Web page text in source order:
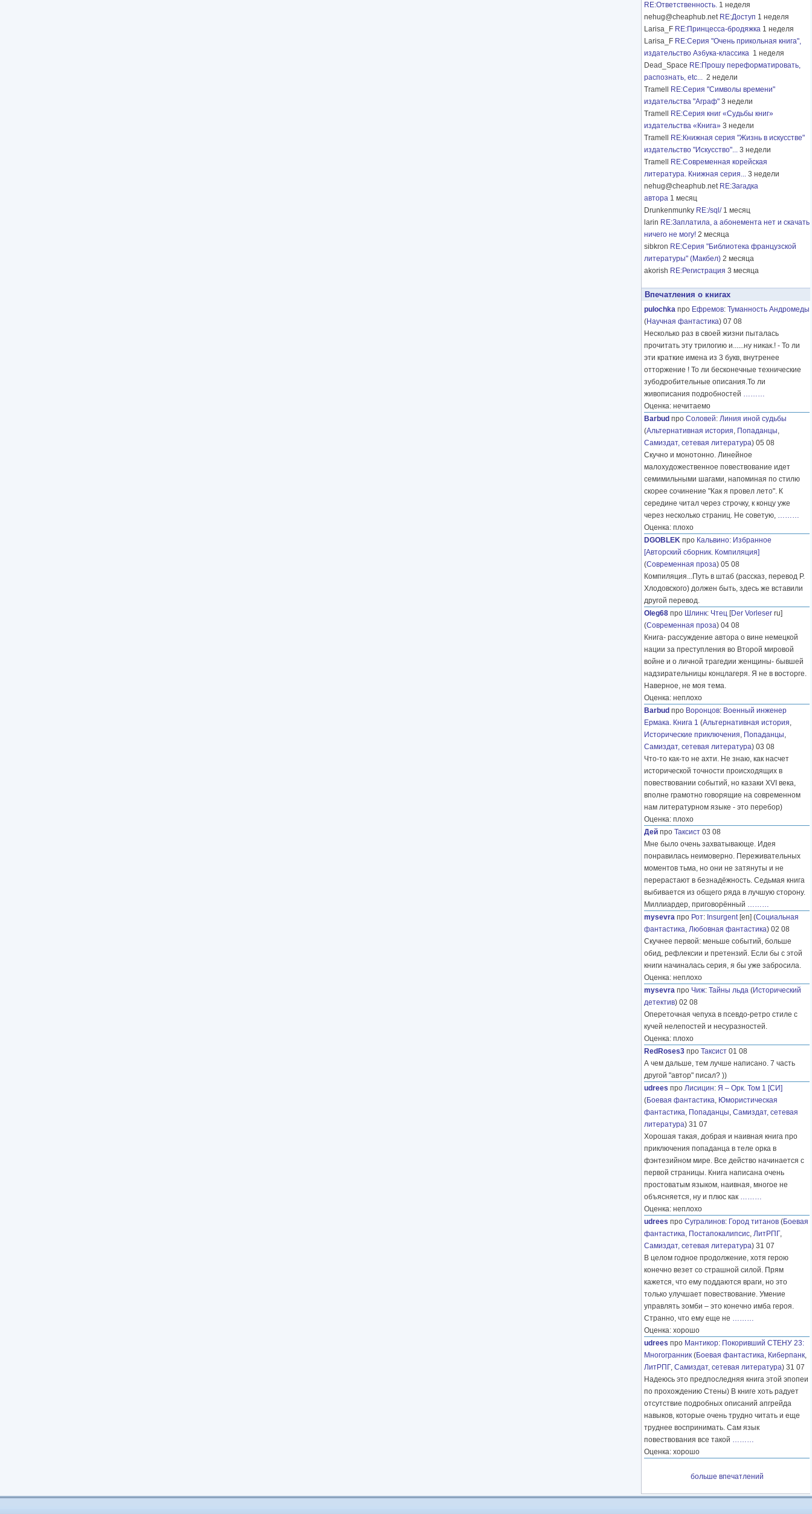
RE:Ответственность. 1 неделя
nehug@cheaphub.net RE:Доступ 1 неделя
Larisa_F RE:Принцесса-бродяжка 1 неделя
Larisa_F RE:Серия "Очень прикольная книга",
издательство Азбука-классика 1 неделя
Dead_Space RE:Прошу переформатировать,
распознать, etc... 2 недели
Tramell
RE:Серия "Символы времени"
издательства "Аграф" 3 недели
Tramell
RE:Серия книг «Судьбы книг»
издательства «Книга» 3 недели
Tramell
RE:Книжная серия "Жизнь в искусстве"
издательство "Искусство"... 3 недели
Tramell
RE:Современная корейская
литература. Книжная серия... 3 недели
nehug@cheaphub.net RE:Загадка
автора 1 месяц
Drunkenmunky RE:/sql/ 1 месяц
larin RE:Заплатила, а абонемента нет и скачать
ничего не могу! 2 месяца
sibkron RE:Серия "Библиотека французской
литературы" (Макбел) 2 месяца
akorish RE:Регистрация 3 месяца
Впечатления о книгах
pulochka про Ефремов: Туманность Андромеды
(Научная фантастика) 07 08
Несколько раз в своей жизни пыталась
прочитать эту трилогию и......ну никак.! - То ли
эти краткие имена из 3 букв, внутренее
отторжение ! То ли бесконечные технические
зубодробительные описания.То ли
живописания подробностей ………
Оценка: нечитаемо
Barbud про Соловей: Линия иной судьбы
(Альтернативная история, Попаданцы,
Самиздат, сетевая литература) 05 08
Скучно и монотонно. Линейное
малохудожественное повествование идет
семимильными шагами, напоминая по стилю
скорее сочинение "Как я провел лето". К
середине читал через строчку, к концу уже
через несколько страниц. Не советую, ………
Оценка: плохо
DGOBLEK про Кальвино: Избранное
[Авторский сборник. Компиляция]
(Современная проза) 05 08
Компиляция...Путь в штаб (рассказ, перевод Р.
Хлодовского) должен быть, здесь же вставили
другой перевод.
Oleg68 про Шлинк: Чтец [Der Vorleser ru]
(Современная проза) 04 08
Книга- рассуждение автора о вине немецкой
нации за преступления во Второй мировой
войне и о личной трагедии женщины- бывшей
надзирательницы концлагеря. Я не в восторге.
Наверное, не моя тема.
Оценка: неплохо
Barbud про Воронцов: Военный инженер
Ермака. Книга 1 (Альтернативная история,
Исторические приключения, Попаданцы,
Самиздат, сетевая литература) 03 08
Что-то как-то не ахти. Не знаю, как насчет
исторической точности происходящих в
повествовании событий, но казаки XVI века,
вполне грамотно говорящие на современном
нам литературном языке - это перебор)
Оценка: плохо
Дей про Таксист 03 08
Мне было очень захватывающе. Идея
понравилась неимоверно. Переживательных
моментов тьма, но они не затянуты и не
перерастают в безнадёжность. Седьмая книга
выбивается из общего ряда в лучшую сторону.
Миллиардер, приговорённый ………
mysevra про Рот: Insurgent[en] (Социальная
фантастика, Любовная фантастика) 02 08
Скучнее первой: меньше событий, больше
обид, рефлексии и претензий. Если бы с этой
книги начиналась серия, я бы уже забросила.
Оценка: неплохо
mysevra про Чиж: Тайны льда (Исторический
детектив) 02 08
Опереточная чепуха в псевдо-ретро стиле с
кучей нелепостей и несуразностей.
Оценка: плохо
RedRoses3 про Таксист 01 08
А чем дальше, тем лучше написано. 7 часть
другой "автор" писал? ))
udrees про Лисицин: Я – Орк. Том 1 [СИ]
(Боевая фантастика, Юмористическая
фантастика, Попаданцы, Самиздат, сетевая
литература) 31 07
Хорошая такая, добрая и наивная книга про
приключения попаданца в теле орка в
фэнтезийном мире. Все действо начинается с
первой страницы. Книга написана очень
простоватым языком, наивная, многое не
объясняется, ну и плюс как ………
Оценка: неплохо
udrees про Сугралинов: Город титанов (Боевая
фантастика, Постапокалипсис, ЛитРПГ,
Самиздат, сетевая литература) 31 07
В целом годное продолжение, хотя герою
конечно везет со страшной силой. Прям
кажется, что ему поддаются враги, но это
только улучшает повествование. Умение
управлять зомби – это конечно имба героя.
Странно, что ему еще не ………
Оценка: хорошо
udrees про Мантикор: Покоривший СТЕНУ 23:
Многогранник (Боевая фантастика, Киберпанк,
ЛитРПГ, Самиздат, сетевая литература) 31 07
Надеюсь это предпоследняя книга этой эпопеи
по прохождению Стены) В книге хоть радует
отсутствие подробных описаний апгрейда
навыков, которые очень трудно читать и еще
труднее воспринимать. Сам язык
повествования все такой ………
Оценка: хорошо
больше впечатлений